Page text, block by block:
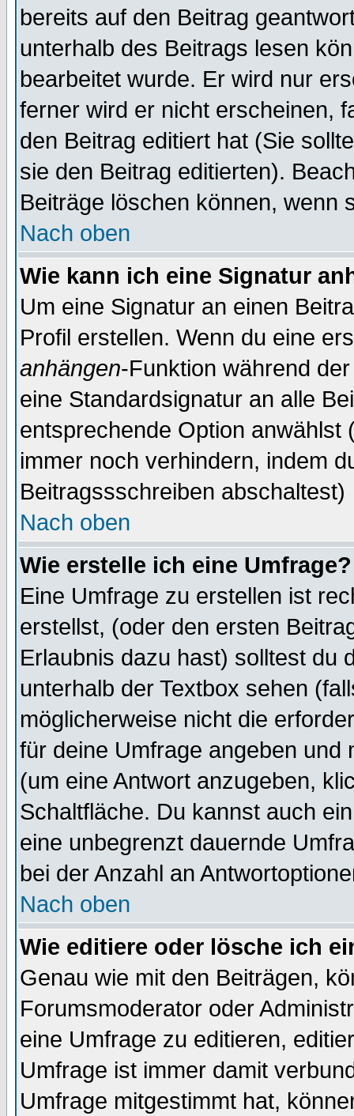
bereits auf den Beitrag
unterhalb des Beitrags lesen
bearbeitet wurde. Er wird nur
ferner wird er nicht erscheinen,
den Beitrag editiert hat (Sie
sie den Beitrag editierten).
Beiträge löschen können, wenn
Nach oben
Wie kann ich eine Signatur
Um eine Signatur an einen
Profil erstellen. Wenn du eine
anhängen-Funktion während
eine Standardsignatur an alle
entsprechende Option anwählst
immer noch verhindern, indem
Beitragssschreiben abschaltest)
Nach oben
Wie erstelle ich eine Umfrage?
Eine Umfrage zu erstellen ist
erstellst, (oder den ersten
Erlaubnis dazu hast) solltest du
unterhalb der Textbox sehen
möglicherweise nicht die
für deine Umfrage angeben und
(um eine Antwort anzugeben,
Schaltfläche. Du kannst auch
eine unbegrenzt dauernde
bei der Anzahl an
Nach oben
Wie editiere oder lösche ich
Genau wie mit den Beiträgen,
Forumsmoderator oder
eine Umfrage zu editieren,
Umfrage ist immer damit
Umfrage mitgestimmt hat,